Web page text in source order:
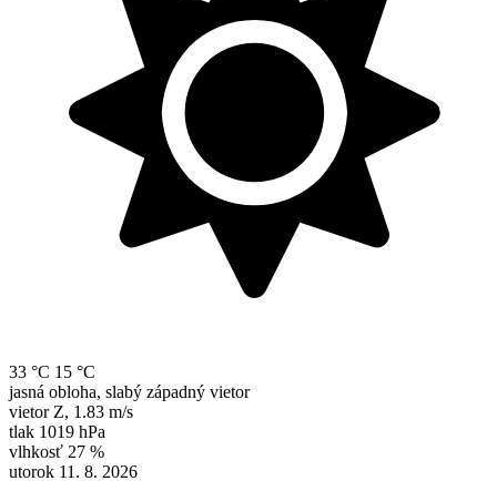
33 °C 15 °C
jasná obloha, slabý západný vietor
vietor Z, 1.83 m/s
tlak 1019 hPa
vlhkosť 27 %
utorok 11. 8. 2026